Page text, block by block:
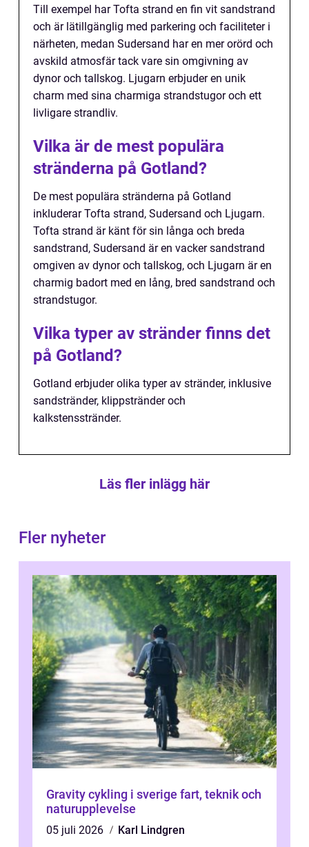
Till exempel har Tofta strand en fin vit sandstrand
och är lätillgänglig med parkering och faciliteter i
närheten, medan Sudersand har en mer orörd och
avskild atmosfär tack vare sin omgivning av
dynor och tallskog. Ljugarn erbjuder en unik
charm med sina charmiga strandstugor och ett
livligare strandliv.
Vilka är de mest populära
stränderna på Gotland?
De mest populära stränderna på Gotland
inkluderar Tofta strand, Sudersand och Ljugarn.
Tofta strand är känt för sin långa och breda
sandstrand, Sudersand är en vacker sandstrand
omgiven av dynor och tallskog, och Ljugarn är en
charmig badort med en lång, bred sandstrand och
strandstugor.
Vilka typer av stränder finns det
på Gotland?
Gotland erbjuder olika typer av stränder, inklusive
sandstränder, klippstränder och
kalkstensstränder.
Läs fler inlägg här
Fler nyheter
Gravity cykling i sverige fart, teknik och
naturupplevelse
05 juli 2026
Karl Lindgren